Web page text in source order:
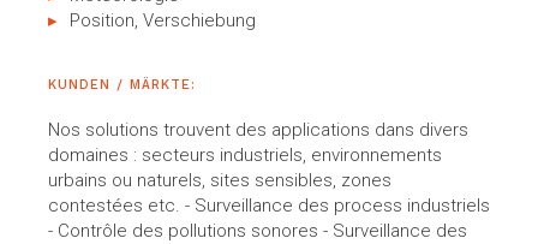
Position, Verschiebung
KUNDEN / MÄRKTE:
Nos solutions trouvent des applications dans divers
domaines : secteurs industriels, environnements
urbains ou naturels, sites sensibles, zones
contestées etc. - Surveillance des process industriels
- Contrôle des pollutions sonores - Surveillance des